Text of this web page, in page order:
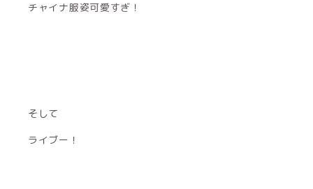
チャイナ服姿可愛すぎ！
そして
ライブー！